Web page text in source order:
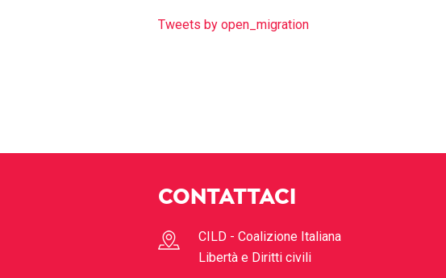
Tweets by open_migration
CONTATTACI
CILD - Coalizione Italiana
Libertà e Diritti civili